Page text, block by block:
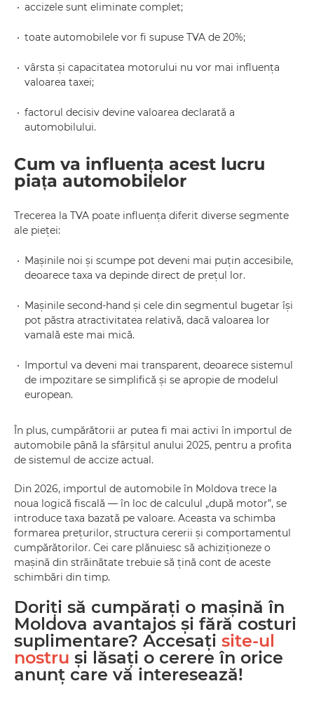
accizele sunt eliminate complet;
toate automobilele vor fi supuse TVA de 20%;
vârsta și capacitatea motorului nu vor mai influența
valoarea taxei;
factorul decisiv devine valoarea declarată a
automobilului.
Cum va influența acest lucru
piața automobilelor
Trecerea la TVA poate influența diferit diverse segmente
ale pieței:
Mașinile noi și scumpe pot deveni mai puțin accesibile,
deoarece taxa va depinde direct de prețul lor.
Mașinile second-hand și cele din segmentul bugetar își
pot păstra atractivitatea relativă, dacă valoarea lor
vamală este mai mică.
Importul va deveni mai transparent, deoarece sistemul
de impozitare se simplifică și se apropie de modelul
european.
În plus, cumpărătorii ar putea fi mai activi în importul de
automobile până la sfârșitul anului 2025, pentru a profita
de sistemul de accize actual.
Din 2026, importul de automobile în Moldova trece la
noua logică fiscală — în loc de calculul „după motor”, se
introduce taxa bazată pe valoare. Aceasta va schimba
formarea prețurilor, structura cererii și comportamentul
cumpărătorilor. Cei care plănuiesc să achiziționeze o
mașină din străinătate trebuie să țină cont de aceste
schimbări din timp.
Doriți să cumpărați o mașină în
Moldova avantajos și fără costuri
suplimentare? Accesați site-ul
nostru și lăsați o cerere în orice
anunț care vă interesează!